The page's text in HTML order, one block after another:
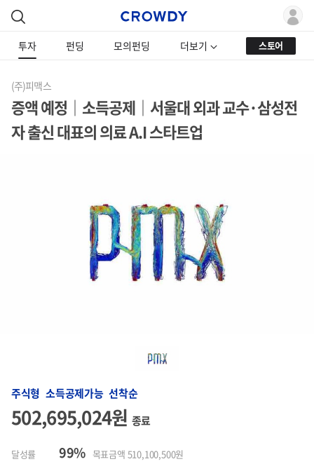
투자 펀딩 모의펀딩 더보기 스토어
(주)피맥스
증액 예정｜소득공제｜서울대 외과 교수·삼성전
자 출신 대표의 의료 A.I 스타트업
주식형 소득공제가능 선착순
502,695,024원 종료
달성률 99% 목표금액 510,100,500원